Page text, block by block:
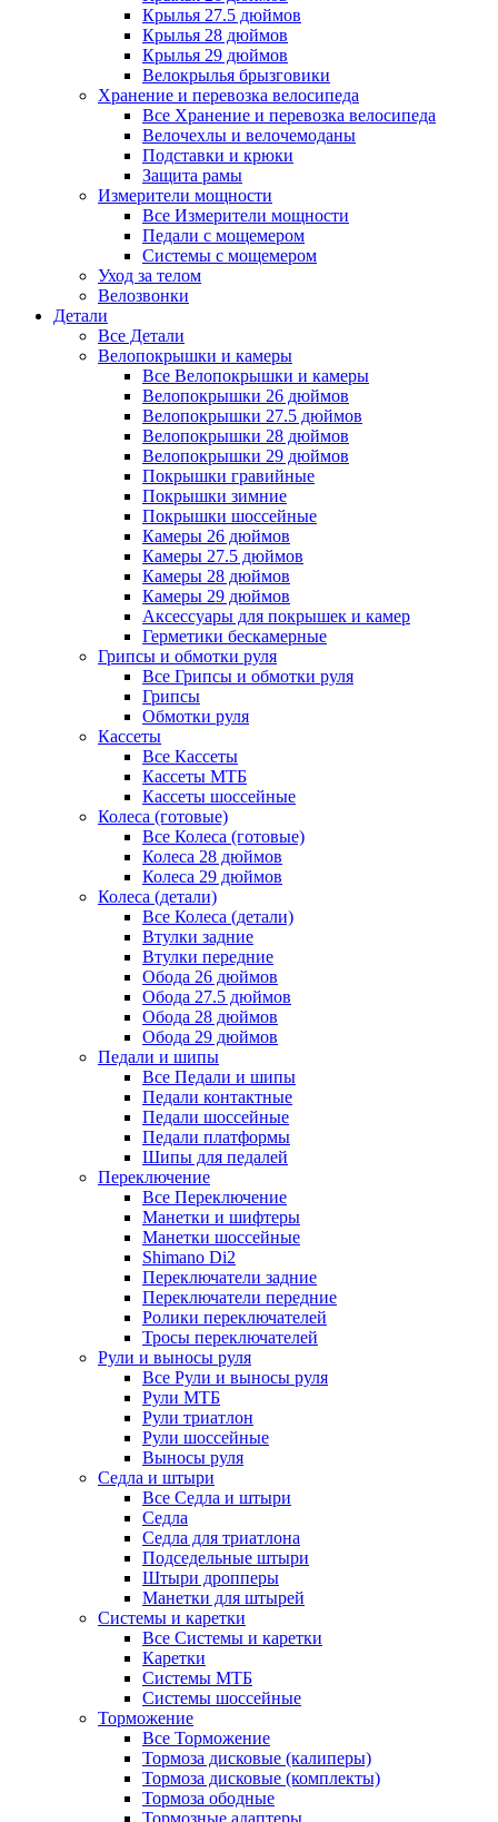
Крылья 27.5 дюймов
Крылья 28 дюймов
Крылья 29 дюймов
Велокрылья брызговики
Хранение и перевозка велосипеда
Все Хранение и перевозка велосипеда
Велочехлы и велочемоданы
Подставки и крюки
Защита рамы
Измерители мощности
Все Измерители мощности
Педали с мощемером
Системы с мощемером
Уход за телом
Велозвонки
Детали
Все Детали
Велопокрышки и камеры
Все Велопокрышки и камеры
Велопокрышки 26 дюймов
Велопокрышки 27.5 дюймов
Велопокрышки 28 дюймов
Велопокрышки 29 дюймов
Покрышки гравийные
Покрышки зимние
Покрышки шоссейные
Камеры 26 дюймов
Камеры 27.5 дюймов
Камеры 28 дюймов
Камеры 29 дюймов
Аксессуары для покрышек и камер
Герметики бескамерные
Грипсы и обмотки руля
Все Грипсы и обмотки руля
Грипсы
Обмотки руля
Кассеты
Все Кассеты
Кассеты МТБ
Кассеты шоссейные
Колеса (готовые)
Все Колеса (готовые)
Колеса 28 дюймов
Колеса 29 дюймов
Колеса (детали)
Все Колеса (детали)
Втулки задние
Втулки передние
Обода 26 дюймов
Обода 27.5 дюймов
Обода 28 дюймов
Обода 29 дюймов
Педали и шипы
Все Педали и шипы
Педали контактные
Педали шоссейные
Педали платформы
Шипы для педалей
Переключение
Все Переключение
Манетки и шифтеры
Манетки шоссейные
Shimano Di2
Переключатели задние
Переключатели передние
Ролики переключателей
Тросы переключателей
Рули и выносы руля
Все Рули и выносы руля
Рули МТБ
Рули триатлон
Рули шоссейные
Выносы руля
Седла и штыри
Все Седла и штыри
Седла
Седла для триатлона
Подседельные штыри
Штыри дропперы
Манетки для штырей
Системы и каретки
Все Системы и каретки
Каретки
Системы МТБ
Системы шоссейные
Торможение
Все Торможение
Тормоза дисковые (калиперы)
Тормоза дисковые (комплекты)
Тормоза ободные
Тормозные адаптеры